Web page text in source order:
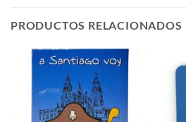
PRODUCTOS RELACIONADOS